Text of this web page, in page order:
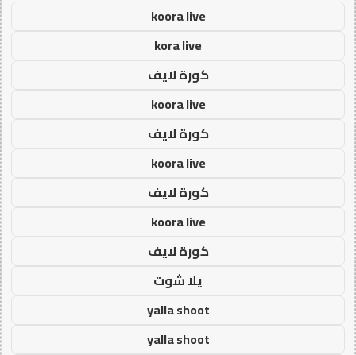
koora live
kora live
كورة لايف
koora live
كورة لايف
koora live
كورة لايف
koora live
كورة لايف
يلا شوت
yalla shoot
yalla shoot